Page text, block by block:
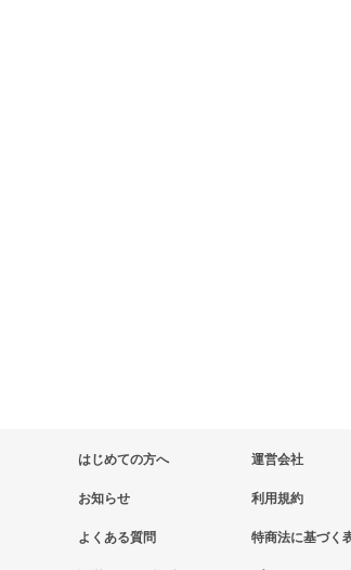
はじめての方へ
お知らせ
よくある質問
運営会社
利用規約
特商法に基づく